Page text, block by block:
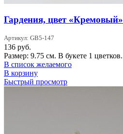
Гардения, цвет «Кремовый»
Артикул: GB5-147
136 руб.
Размер: 9.75 см. В букете 1 цветков.
В список желаемого
В корзину
Быстрый просмотр